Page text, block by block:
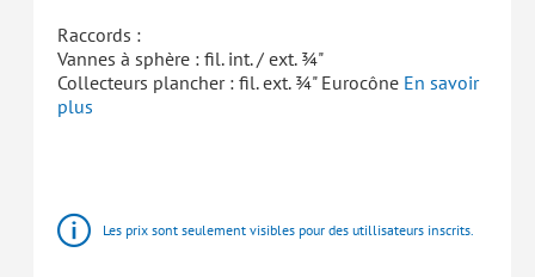
Raccords :
Vannes à sphère : fil. int. / ext. ¾"
Collecteurs plancher : fil. ext. ¾" Eurocône En savoir
plus
Les prix sont seulement visibles pour des utillisateurs inscrits.